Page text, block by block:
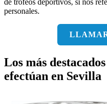
personales.
Los más
efectúan en Sevilla